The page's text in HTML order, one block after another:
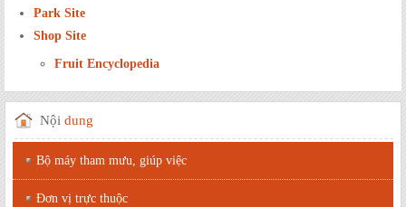
Park Site
Shop Site
Fruit Encyclopedia
Nội dung
Bộ máy tham mưu, giúp việc
Đơn vị trực thuộc